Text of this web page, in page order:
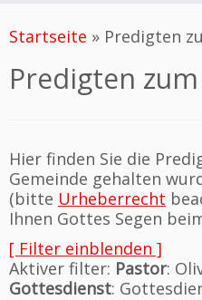
Inhalt
Startseite » Predigten
Predigten
Hier finden Sie die
Gemeinde gehalten
(bitte Urheberrecht
Ihnen Gottes Segen
[ Filter einblenden ]
Aktiver filter: Pastor:
Gottesdienst: